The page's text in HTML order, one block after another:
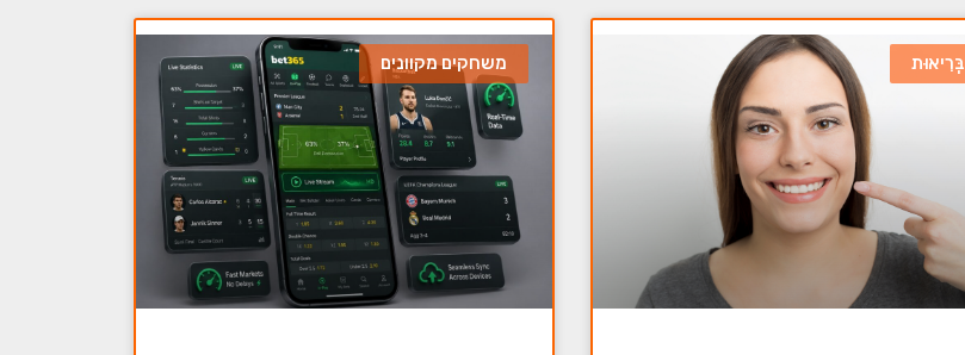
בְּרִיאוּת משחקים מקוונים